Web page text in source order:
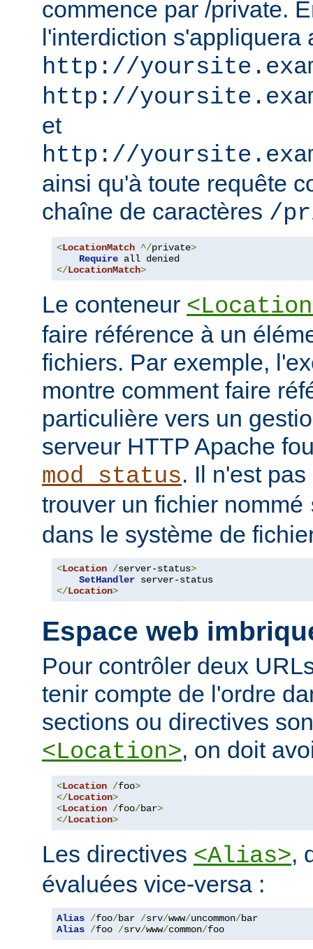
commence par /private.
l'interdiction s'appliquera
http://
http://
et
http://
ainsi qu'à toute requête
chaîne de caractères /
<LocationMatch ^/private>
Require
</LocationMatch>
Le conteneur
faire référence à un
fichiers. Par exemple,
montre comment faire
particulière vers un
serveur HTTP Apache
mod_status. Il n'est
trouver un fichier nommé
dans le système de
<Location /server-status>
SetHandler
</Location>
Espace web
Pour contrôler deux
tenir compte de l'ordre
sections ou directives
<Location>, on doit
<Location /foo>
</Location>
<Location /foo/bar>
</Location>
Les directives <Alias>,
évaluées vice-versa :
Alias /foo/bar /srv/www/uncommon/
Alias /foo /srv/www/common/foo